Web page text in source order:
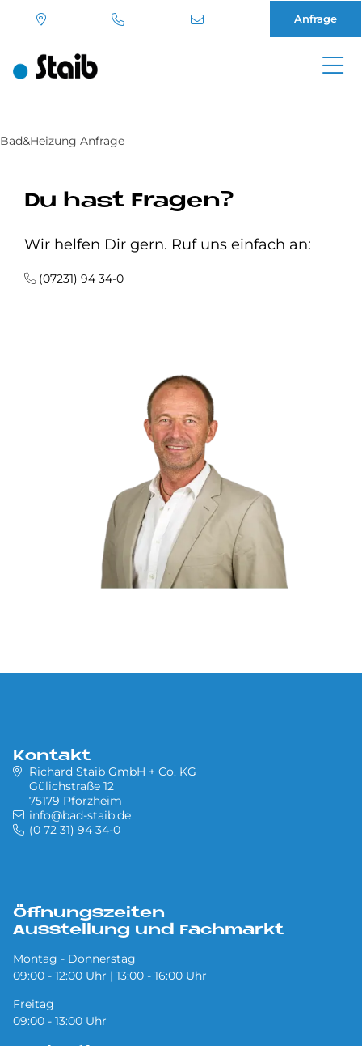
Anfrage
Bad&Heizung Anfrage
Du hast Fragen?
Wir helfen Dir gern. Ruf uns einfach an:
(07231) 94 34-0
Kontakt
Richard Staib GmbH + Co. KG
Gülichstraße 12
75179 Pforzheim
info@bad-staib.de
(0 72 31) 94 34-0
Öffnungszeiten
Ausstellung und Fachmarkt
Montag - Donnerstag
09:00 - 12:00 Uhr | 13:00 - 16:00 Uhr
Freitag
09:00 - 13:00 Uhr